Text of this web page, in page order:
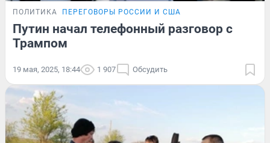
ПОЛИТИКА ПЕРЕГОВОРЫ РОССИИ И США
Путин начал телефонный разговор с
Трампом
19 мая, 2025, 18:44 1 907 Обсудить